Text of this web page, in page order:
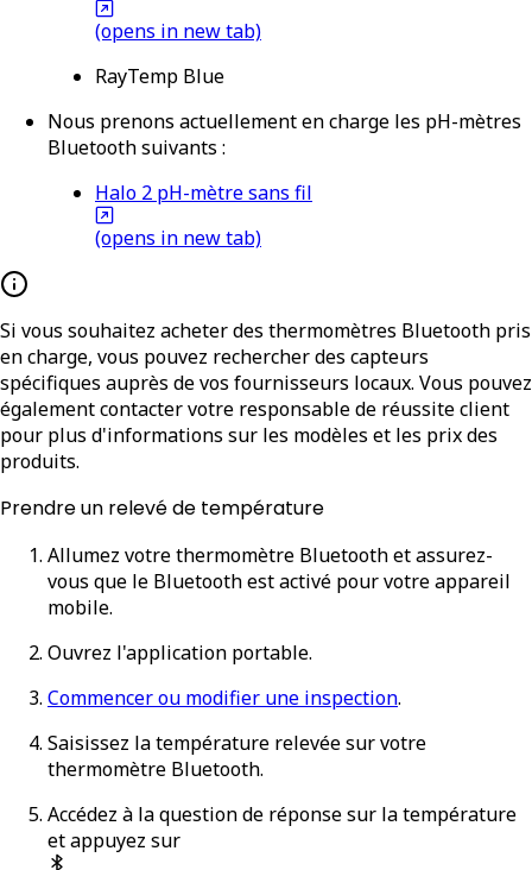
(opens in new tab)
RayTemp Blue
Nous prenons actuellement en charge les pH-mètres
Bluetooth suivants :
Halo 2 pH-mètre sans fil
(opens in new tab)
Si vous souhaitez acheter des thermomètres Bluetooth pris
en charge, vous pouvez rechercher des capteurs
spécifiques auprès de vos fournisseurs locaux. Vous pouvez
également contacter votre responsable de réussite client
pour plus d'informations sur les modèles et les prix des
produits.
Prendre un relevé de température
Allumez votre thermomètre Bluetooth et assurez-
vous que le Bluetooth est activé pour votre appareil
mobile.
Ouvrez l'application portable.
Commencer ou modifier une inspection.
Saisissez la température relevée sur votre
thermomètre Bluetooth.
Accédez à la question de réponse sur la température
et appuyez sur